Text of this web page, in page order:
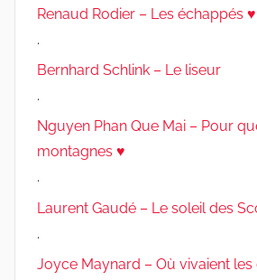
Renaud Rodier – Les échappés ♥
.
Bernhard Schlink – Le liseur
.
Nguyen Phan Que Mai – Pour
montagnes ♥
.
Laurent Gaudé – Le soleil des
.
Joyce Maynard – Où vivaient